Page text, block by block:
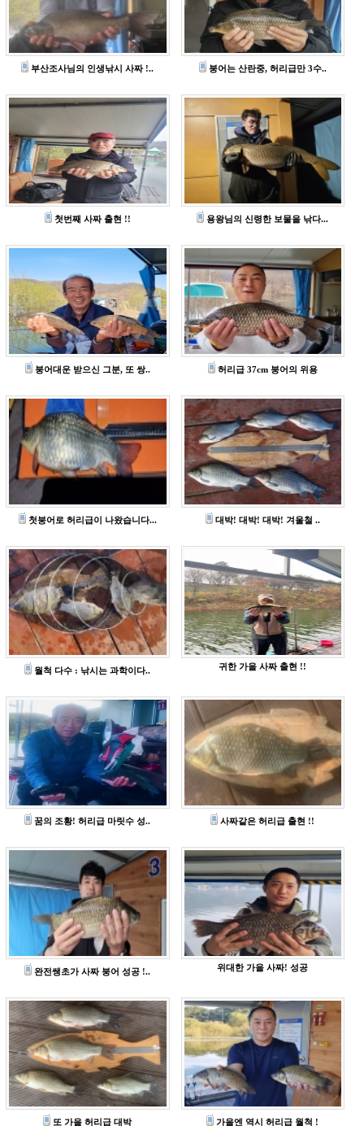
부산조사님의 인생낚시 사짜 !.. 붕어는 산란중, 허리급만 3수..
첫번째 사짜 출현 !! 용왕님의 신령한 보물을 낚다...
붕어대운 받으신 그분, 또 쌍.. 허리급 37cm 붕어의 위용
첫붕어로 허리급이 나왔습니다... 대박! 대박! 대박! 겨울철 ..
월척 다수 : 낚시는 과학이다.. 귀한 가을 사짜 출현 !!
꿈의 조황! 허리급 마릿수 성.. 사짜같은 허리급 출현 !!
완전쌩초가 사짜 붕어 성공 !.. 위대한 가을 사짜! 성공
또 가을 허리급 대박 가을엔 역시 허리급 월척 !